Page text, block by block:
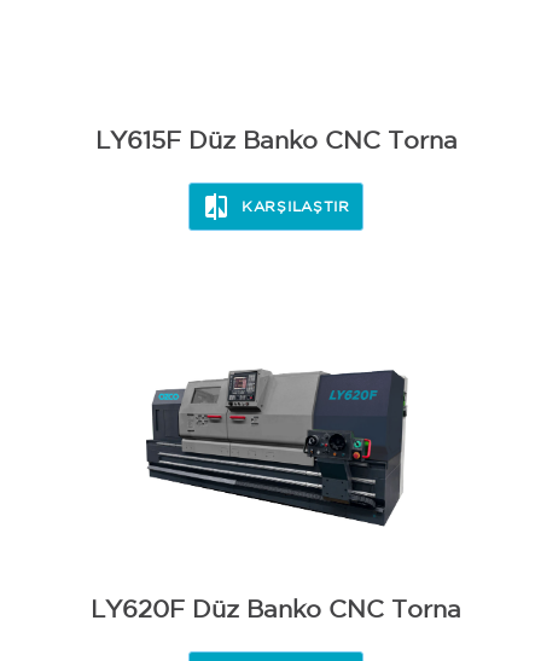
LY615F Düz Banko CNC Torna
KARŞILAŞTIR
LY620F Düz Banko CNC Torna